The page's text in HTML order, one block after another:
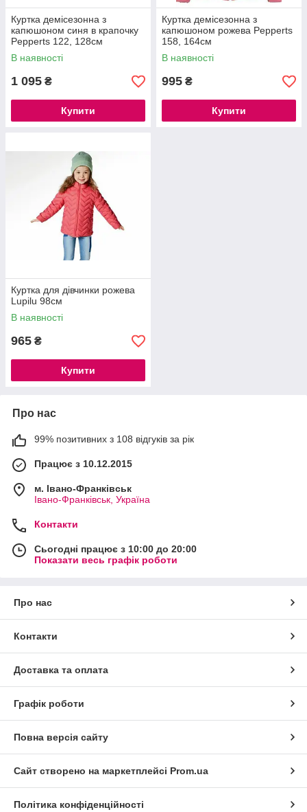
Куртка демісезонна з
капюшоном синя в крапочку
Pepperts 122, 128см
В наявності
1 095 ₴
Купити
Куртка демісезонна з
капюшоном рожева Pepperts
158, 164см
В наявності
995 ₴
Купити
Куртка для дівчинки рожева
Lupilu 98см
В наявності
965 ₴
Купити
Про нас
99% позитивних з 108 відгуків за рік
Працює з 10.12.2015
м. Івано-Франківськ
Івано-Франківськ, Україна
Контакти
Сьогодні працює з 10:00 до 20:00
Показати весь графік роботи
Про нас
Контакти
Доставка та оплата
Графік роботи
Повна версія сайту
Сайт створено на маркетплейсі Prom.ua
Політика конфіденційності